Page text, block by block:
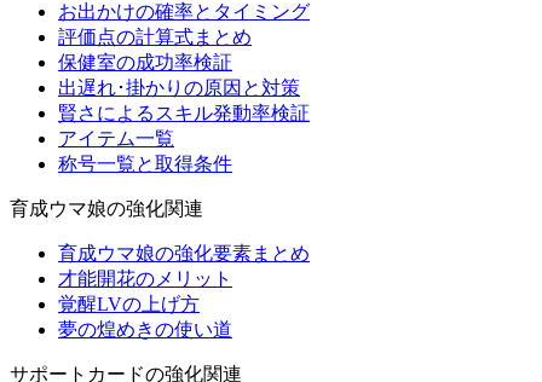
お出かけの確率とタイミング
評価点の計算式まとめ
保健室の成功率検証
出遅れ･掛かりの原因と対策
賢さによるスキル発動率検証
アイテム一覧
称号一覧と取得条件
育成ウマ娘の強化関連
育成ウマ娘の強化要素まとめ
才能開花のメリット
覚醒LVの上げ方
夢の煌めきの使い道
サポートカードの強化関連